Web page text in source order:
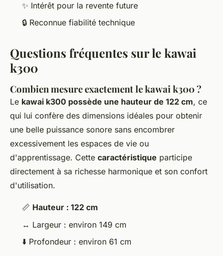
✨ Intérêt pour la revente future
🔒 Reconnue fiabilité technique
Questions fréquentes sur le kawai
k300
Combien mesure exactement le kawai k300 ?
Le kawai k300 possède une hauteur de 122 cm, ce
qui lui confère des dimensions idéales pour obtenir
une belle puissance sonore sans encombrer
excessivement les espaces de vie ou
d'apprentissage. Cette caractéristique participe
directement à sa richesse harmonique et son confort
d'utilisation.
📏 Hauteur : 122 cm
↔️ Largeur : environ 149 cm
⬇️ Profondeur : environ 61 cm